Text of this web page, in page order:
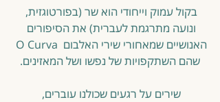
בקול עמוק וייחודי הוא שר (בפורטוגזית,
ונועה מתרגמת לעברית) את הסיפורים
שהם השתקפויות של נפשו ושל המאזינים.
שירים על רגעים שכולנו עוברים,